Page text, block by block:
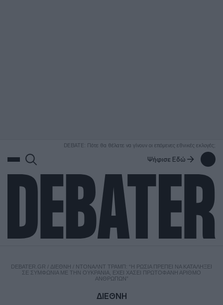
DEBATE: Πότε θα θέλατε να γίνουν οι επόμενες εθνικές εκλογές;
Ψήφισε Εδώ
DEBATER.GR / ΔΙΕΘΝΗ / ΝΤΌΝΑΛΝΤ ΤΡΑΜΠ: “Η ΡΩΣΊΑ ΠΡΈΠΕΙ ΝΑ ΚΑΤΑΛΉΞΕΙ
ΣΕ ΣΥΜΦΩΝΊΑ ΜΕ ΤΗΝ ΟΥΚΡΑΝΊΑ, ΈΧΕΙ ΧΆΣΕΙ ΠΡΩΤΟΦΑΝΉ ΑΡΙΘΜΌ
ΑΝΘΡΏΠΩΝ”
ΔΙΕΘΝΗ